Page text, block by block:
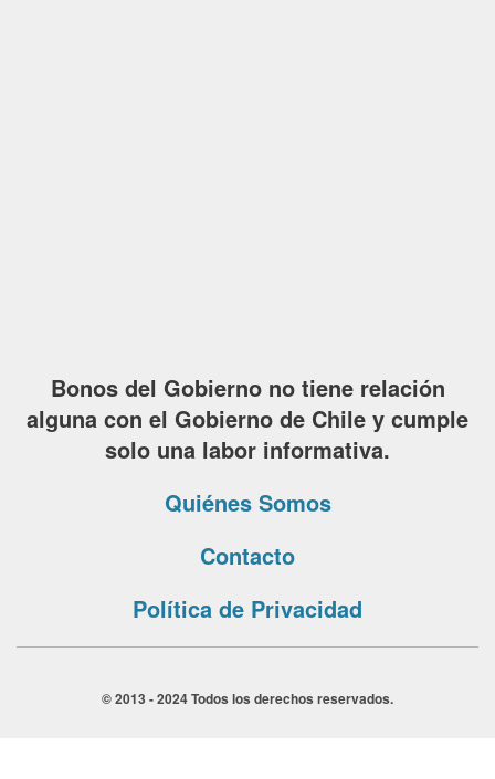
Bonos del Gobierno no tiene relación
alguna con el Gobierno de Chile y cumple
solo una labor informativa.
Quiénes Somos
Contacto
Política de Privacidad
© 2013 - 2024 Todos los derechos reservados.